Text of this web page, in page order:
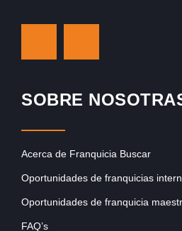
SOBRE
Acerca de Franquicia Buscar
Oportunidades de franquicias
Oportunidades de franquicia
FAQ’s